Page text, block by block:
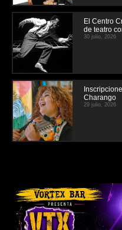
El Centro
de teatro
30 julio, 2026
Charango
29 julio, 2026